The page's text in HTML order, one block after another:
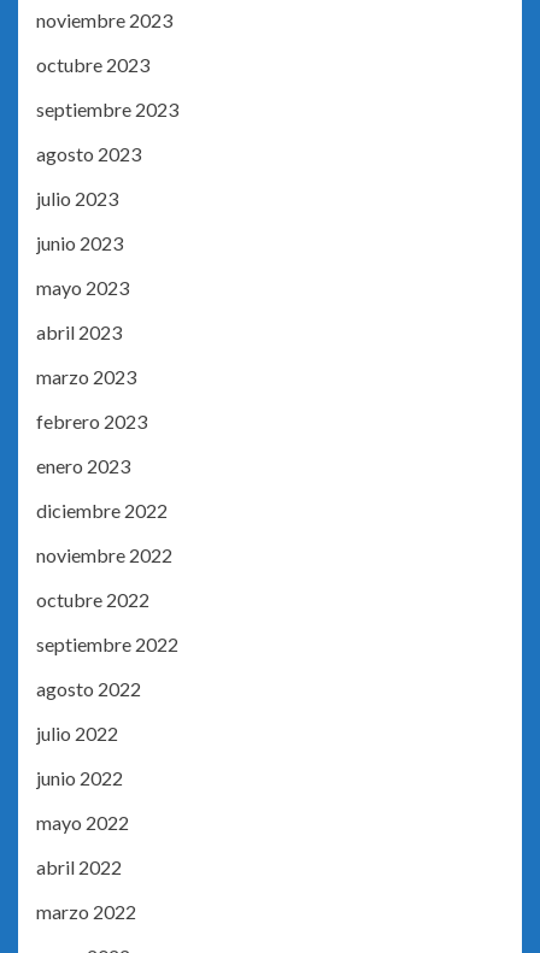
noviembre 2023
octubre 2023
septiembre 2023
agosto 2023
julio 2023
junio 2023
mayo 2023
abril 2023
marzo 2023
febrero 2023
enero 2023
diciembre 2022
noviembre 2022
octubre 2022
septiembre 2022
agosto 2022
julio 2022
junio 2022
mayo 2022
abril 2022
marzo 2022